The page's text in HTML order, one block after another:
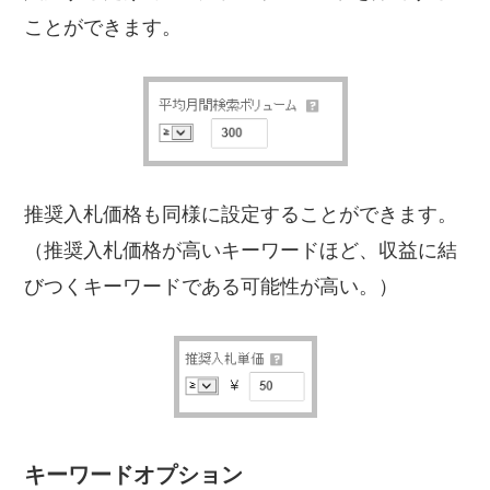
ことができます。
推奨入札価格も同様に設定することができます。
（推奨入札価格が高いキーワードほど、収益に結
びつくキーワードである可能性が高い。）
キーワードオプション